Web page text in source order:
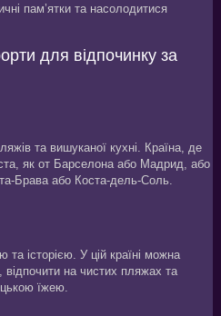
пам’ятки та насолодитися
для відпочинку за
та вишуканої кухні. Країна, де
як от Барселона або Мадрид, або
Брава або Коста-дель-Соль.
та історією. У цій країні можна
відпочити на чистих пляжах та
їжею.